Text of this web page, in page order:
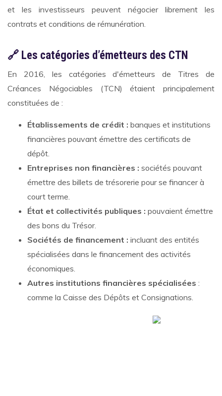
et les investisseurs peuvent négocier librement les
contrats et conditions de rémunération.
🔗 Les catégories d’émetteurs des CTN
En 2016, les catégories d'émetteurs de Titres de
Créances Négociables (TCN) étaient principalement
constituées de :
Établissements de crédit : banques et institutions
financières pouvant émettre des certificats de
dépôt.
Entreprises non financières : sociétés pouvant
émettre des billets de trésorerie pour se financer à
court terme.
État et collectivités publiques : pouvaient émettre
des bons du Trésor.
Sociétés de financement : incluant des entités
spécialisées dans le financement des activités
économiques.
Autres institutions financières spécialisées :
comme la Caisse des Dépôts et Consignations.